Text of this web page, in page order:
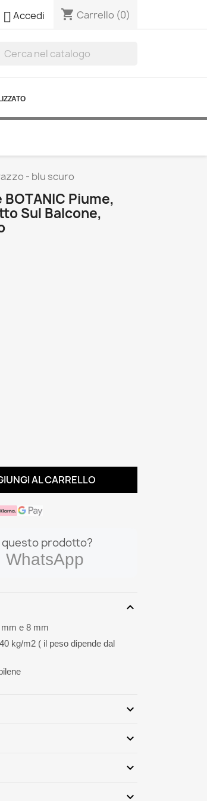
Accedi shopping_cart Carrello (0)
- blu scuro
Piume,
Sul Balcone,
AL CARRELLO
questo prodotto?
WhatsApp
expand_more
e 8 mm
kg/m2 ( il peso dipende dal
expand_more
expand_more
expand_more
expand_more